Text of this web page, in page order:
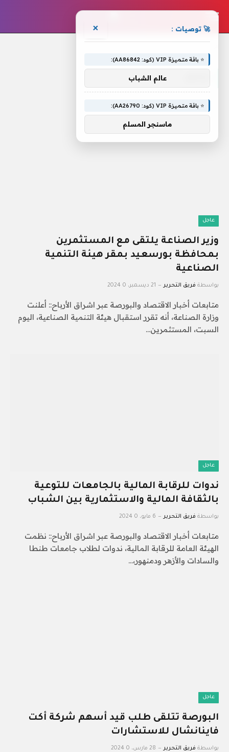
عاجل
وزير الصناعة يلتقى مع المستثمرين
بمحافظة بورسعيد بمقر هيئة التنمية
الصناعية
بواسطة فريق التحرير 21 ديسمبر، 2024 0
متابعات أخبار الاقتصاد والبورصة عبر اشراق الأرباح:: أعلنت
وزارة الصناعة، أنه تقرر استقبال هيئة التنمية الصناعية، اليوم
السبت، المستثمرين…
عاجل
ندوات للرقابة المالية بالجامعات للتوعية
بالثقافة المالية والاستثمارية بين الشباب
بواسطة فريق التحرير 6 مايو، 2024 0
متابعات أخبار الاقتصاد والبورصة عبر اشراق الأرباح:: نظمت
الهيئة العامة للرقابة المالية، ندوات لطلاب جامعات طنطا
والسادات والأزهر ودمنهور،…
عاجل
البورصة تتلقى طلب قيد أسهم شركة أكت
فاينانشال للاستشارات
بواسطة فريق التحرير 28 مارس، 2024 0
🚀 توصيات : ×
⭐ باقة متميزة VIP (كود: AA86842):
عالم الشباب
⭐ باقة متميزة VIP (كود: AA26790):
ماسنجر المسلم